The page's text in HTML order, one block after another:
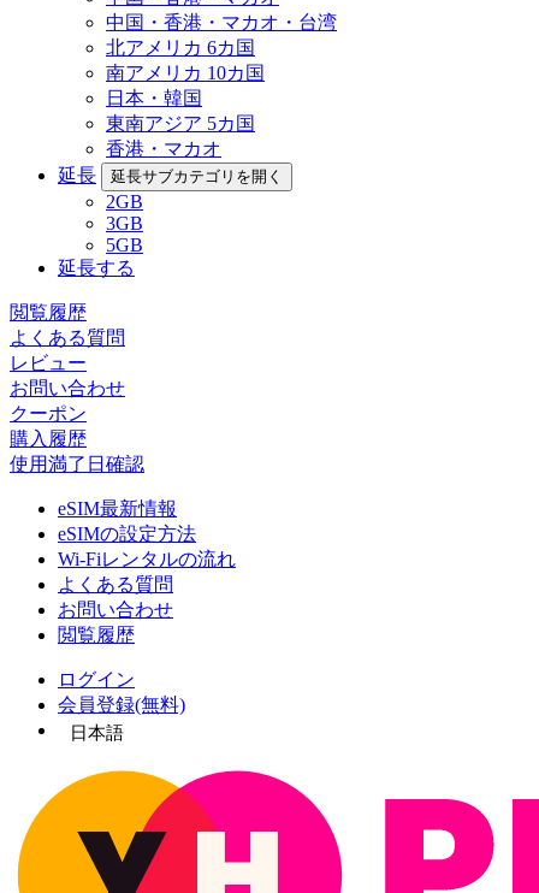
中国・香港・マカオ・台湾
北アメリカ 6カ国
南アメリカ 10カ国
日本・韓国
東南アジア 5カ国
香港・マカオ
延長
延長サブカテゴリを開く
2GB
3GB
5GB
延長する
閲覧履歴
よくある質問
レビュー
お問い合わせ
クーポン
購入履歴
使用満了日確認
eSIM最新情報
eSIMの設定方法
Wi-Fiレンタルの流れ
よくある質問
お問い合わせ
閲覧履歴
ログイン
会員登録(無料)
日本語